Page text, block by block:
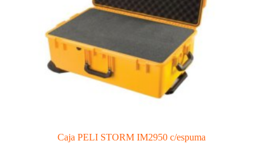
Caja PELI STORM IM2950 c/espuma